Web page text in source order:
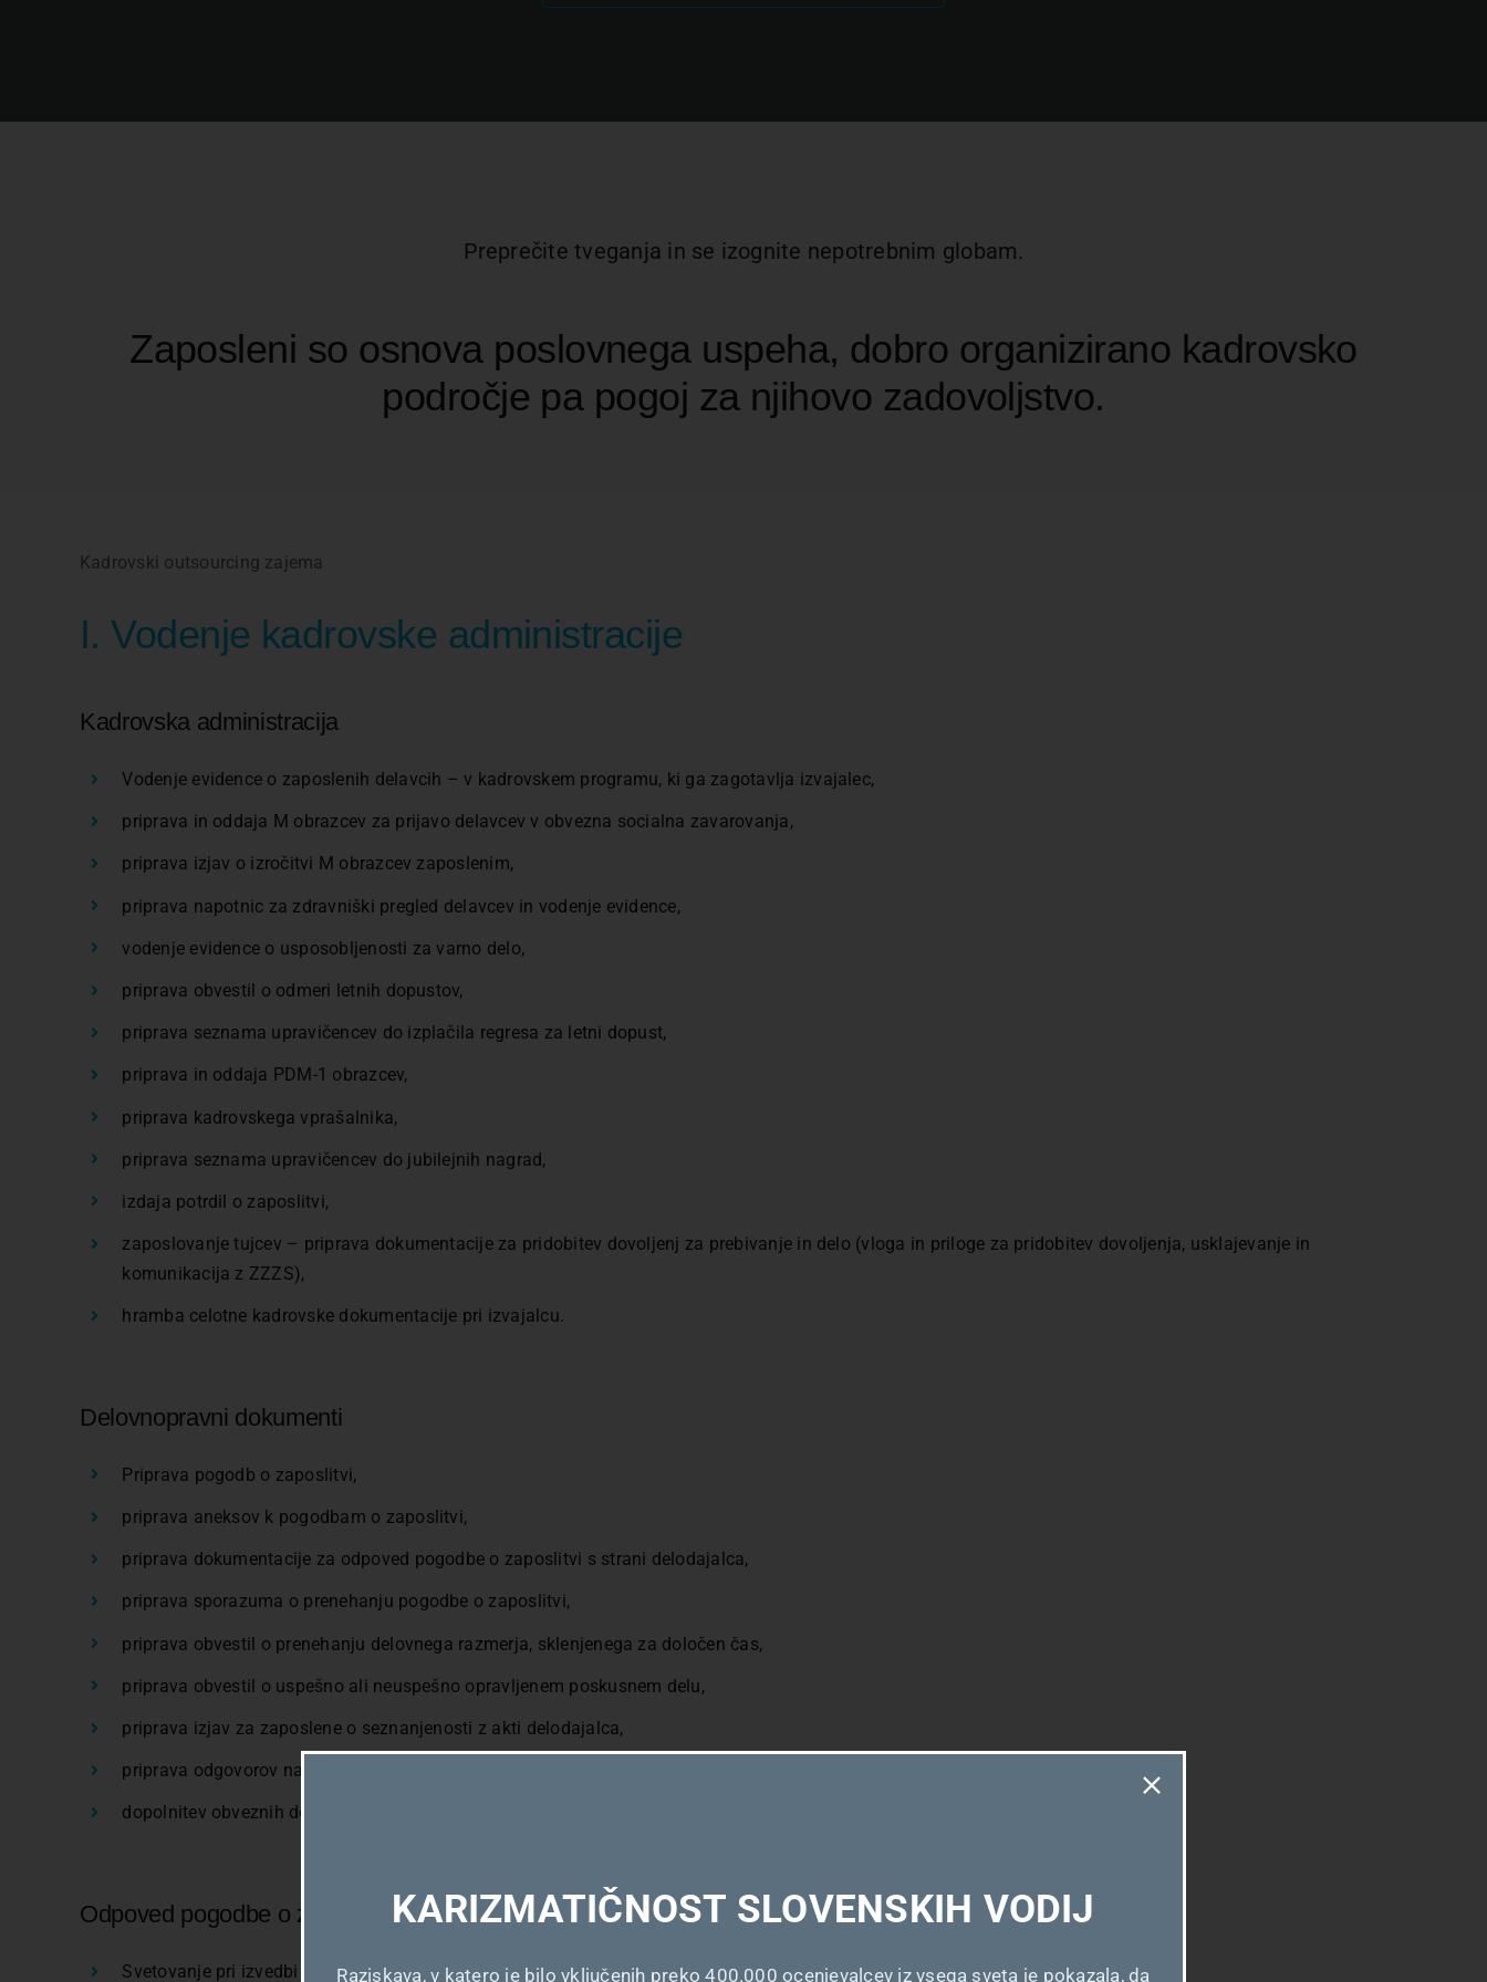
Preprečite tveganja in se izognite nepotrebnim globam.
Zaposleni so osnova poslovnega uspeha, dobro organizirano kadrovsko
področje pa pogoj za njihovo zadovoljstvo.
Kadrovski outsourcing zajema
I. Vodenje kadrovske administracije
Kadrovska administracija
Vodenje evidence o zaposlenih delavcih – v kadrovskem programu, ki ga zagotavlja izvajalec,
priprava in oddaja M obrazcev za prijavo delavcev v obvezna socialna zavarovanja,
priprava izjav o izročitvi M obrazcev zaposlenim,
priprava napotnic za zdravniški pregled delavcev in vodenje evidence,
vodenje evidence o usposobljenosti za varno delo,
priprava obvestil o odmeri letnih dopustov,
priprava seznama upravičencev do izplačila regresa za letni dopust,
priprava in oddaja PDM-1 obrazcev,
priprava kadrovskega vprašalnika,
priprava seznama upravičencev do jubilejnih nagrad,
izdaja potrdil o zaposlitvi,
zaposlovanje tujcev – priprava dokumentacije za pridobitev dovoljenj za prebivanje in delo (vloga in priloge za pridobitev dovoljenja, usklajevanje in
komunikacija z ZZZS),
hramba celotne kadrovske dokumentacije pri izvajalcu.
Delovnopravni dokumenti
Priprava pogodb o zaposlitvi,
priprava aneksov k pogodbam o zaposlitvi,
priprava dokumentacije za odpoved pogodbe o zaposlitvi s strani delodajalca,
priprava sporazuma o prenehanju pogodbe o zaposlitvi,
priprava obvestil o prenehanju delovnega razmerja, sklenjenega za določen čas,
priprava obvestil o uspešno ali neuspešno opravljenem poskusnem delu,
priprava izjav za zaposlene o seznanjenosti z akti delodajalca,
priprava odgovorov na vprašanja naročnika in svetovanje glede delovnopravne zakonodaje,
dopolnitev obveznih delovnopravnih aktov v primeru zakonskih sprememb.
Odpoved pogodbe o zaposlitvi delavcu invalidu
Svetovanje pri izvedbi postopka odpovedi pogodbe o zaposlitvi zaposlenemu, ki mu je bila dodeljena kategorija invalidnosti,
KARIZMATIČNOST SLOVENSKIH VODIJ
Raziskava, v katero je bilo vključenih preko 400.000 ocenjevalcev iz vsega sveta je pokazala, da